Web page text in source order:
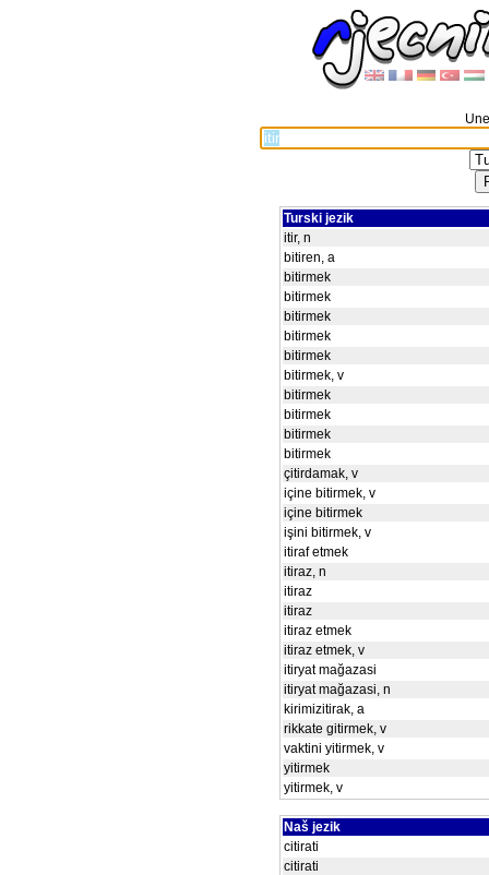
Turski jezik
itir, n
bitiren, a
bitirmek
bitirmek
bitirmek
bitirmek
bitirmek
bitirmek, v
bitirmek
bitirmek
bitirmek
bitirmek
çitirdamak, v
içine bitirmek, v
içine bitirmek
işini bitirmek, v
itiraf etmek
itiraz, n
itiraz
itiraz
itiraz etmek
itiraz etmek, v
itiryat mağazasi
itiryat mağazasi, n
kirimizitirak, a
rikkate gitirmek, v
vaktini yitirmek, v
yitirmek
yitirmek, v
Naš jezik
citirati
citirati